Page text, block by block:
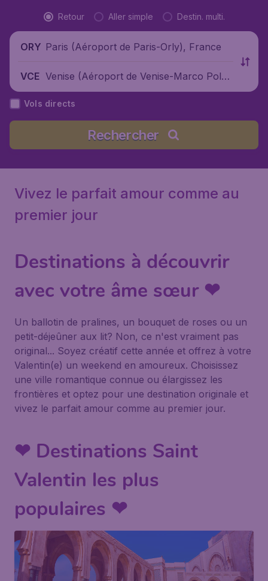
Retour Aller simple Destin. multi.
ORY Paris (Aéroport de Paris-Orly), France
VCE Venise (Aéroport de Venise-Marco Pol
o), Italie
Vols directs
Rechercher
Vivez le parfait amour comme au
premier jour
Destinations à découvrir
avec votre âme sœur ❤
Un ballotin de pralines, un bouquet de roses ou un
petit-déjeûner aux lit? Non, ce n'est vraiment pas
original... Soyez créatif cette année et offrez à votre
Valentin(e) un weekend en amoureux. Choisissez
une ville romantique connue ou élargissez les
frontières et optez pour une destination originale et
vivez le parfait amour comme au premier jour.
❤ Destinations Saint
Valentin les plus
populaires ❤